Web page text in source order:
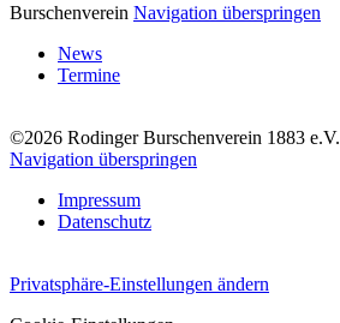
Burschenverein Navigation überspringen
News
Termine
©2026 Rodinger Burschenverein 1883 e.V.
Navigation überspringen
Impressum
Datenschutz
Privatsphäre-Einstellungen ändern